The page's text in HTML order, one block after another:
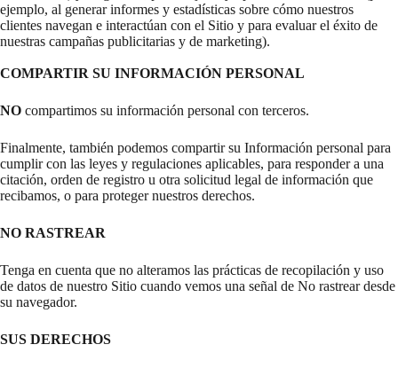
ejemplo, al generar informes y estadísticas sobre cómo nuestros
clientes navegan e interactúan con el Sitio y para evaluar el éxito de
nuestras campañas publicitarias y de marketing).
COMPARTIR SU INFORMACIÓN PERSONAL
NO compartimos su información personal con terceros.
Finalmente, también podemos compartir su Información personal para
cumplir con las leyes y regulaciones aplicables, para responder a una
citación, orden de registro u otra solicitud legal de información que
recibamos, o para proteger nuestros derechos.
NO RASTREAR
Tenga en cuenta que no alteramos las prácticas de recopilación y uso
de datos de nuestro Sitio cuando vemos una señal de No rastrear desde
su navegador.
SUS DERECHOS